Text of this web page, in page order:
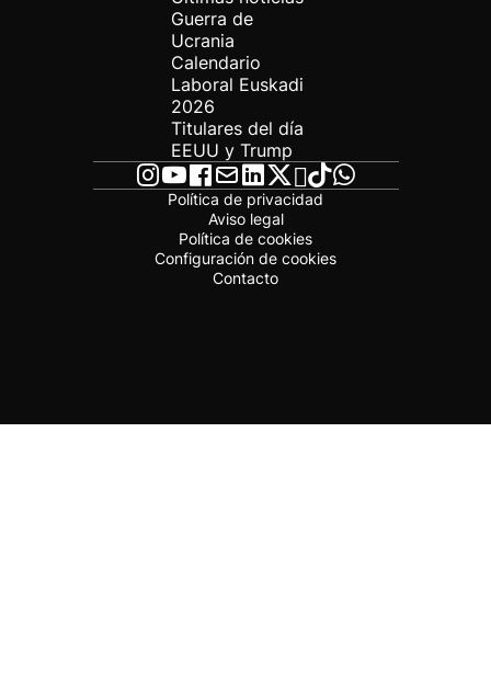
Guerra de
Ucrania
Calendario
Laboral Euskadi
2026
Titulares del día
EEUU y Trump
Política de privacidad
Aviso legal
Política de cookies
Configuración de cookies
Contacto